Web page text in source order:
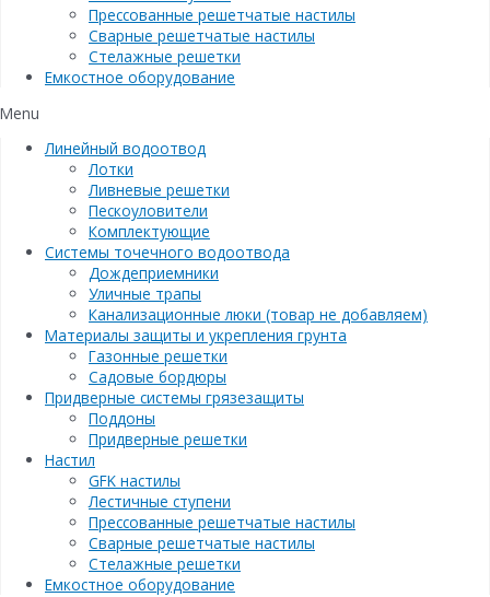
Прессованные решетчатые настилы
Сварные решетчатые настилы
Стелажные решетки
Емкостное оборудование
Menu
Линейный водоотвод
Лотки
Ливневые решетки
Пескоуловители
Комплектующие
Системы точечного водоотвода
Дождеприемники
Уличные трапы
Канализационные люки (товар не добавляем)
Материалы защиты и укрепления грунта
Газонные решетки
Садовые бордюры
Придверные системы грязезащиты
Поддоны
Придверные решетки
Настил
GFK настилы
Лестичные ступени
Прессованные решетчатые настилы
Сварные решетчатые настилы
Стелажные решетки
Емкостное оборудование